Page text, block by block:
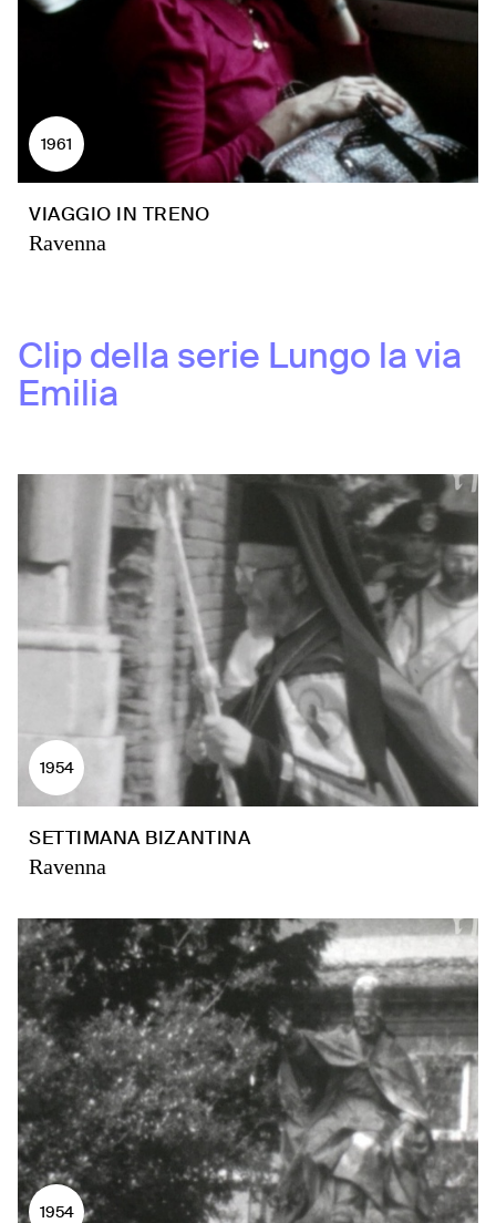
1961
VIAGGIO IN TRENO
Ravenna
Clip della serie Lungo la via
Emilia
1954
SETTIMANA BIZANTINA
Ravenna
1954